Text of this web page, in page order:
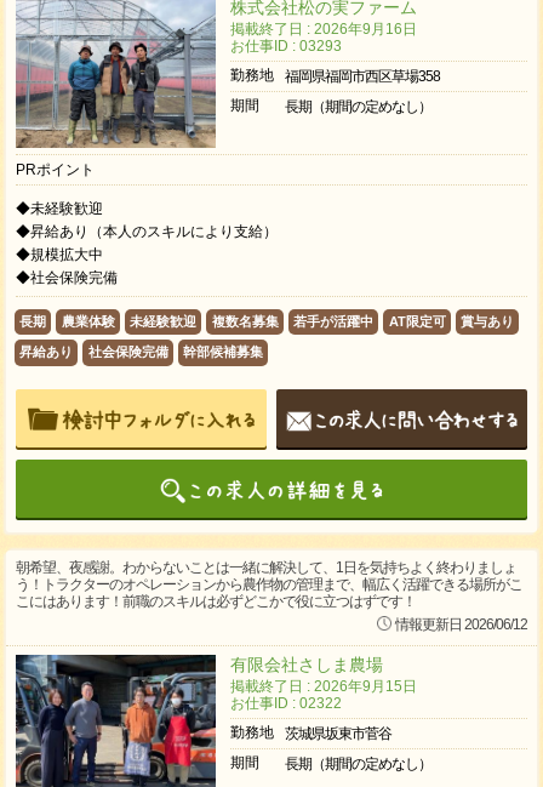
株式会社松の実ファーム
掲載終了日 : 2026年9月16日
お仕事ID : 03293
勤務地
福岡県福岡市西区草場358
期間
長期（期間の定めなし）
PRポイント
◆未経験歓迎
◆昇給あり（本人のスキルにより支給）
◆規模拡大中
◆社会保険完備
長期 農業体験 未経験歓迎 複数名募集 若手が活躍中 AT限定可 賞与あり
昇給あり 社会保険完備 幹部候補募集
朝希望、夜感謝。わからないことは一緒に解決して、1日を気持ちよく終わりましょ
う！トラクターのオペレーションから農作物の管理まで、幅広く活躍できる場所がこ
こにはあります！前職のスキルは必ずどこかで役に立つはずです！
情報更新日 2026/06/12
有限会社さしま農場
掲載終了日 : 2026年9月15日
お仕事ID : 02322
勤務地
茨城県坂東市菅谷
期間
長期（期間の定めなし）